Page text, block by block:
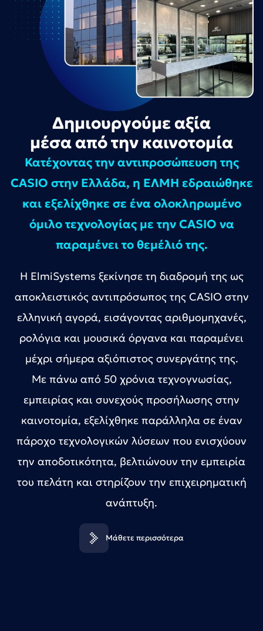
Δημιουργούμε αξία
μέσα από την καινοτομία
Κατέχοντας την αντιπροσώπευση της
CASIO στην Ελλάδα, η ΕΛΜΗ εδραιώθηκε
και εξελίχθηκε σε ένα ολοκληρωμένο
όμιλο τεχνολογίας με την CASIO να
παραμένει το θεμέλιό της.
Η ElmiSystems ξεκίνησε τη διαδρομή της ως
αποκλειστικός αντιπρόσωπος της CASIO στην
ελληνική αγορά, εισάγοντας αριθμομηχανές,
ρολόγια και μουσικά όργανα και παραμένει
μέχρι σήμερα αξιόπιστος συνεργάτης της.
Με πάνω από 50 χρόνια τεχνογνωσίας,
εμπειρίας και συνεχούς προσήλωσης στην
καινοτομία, εξελίχθηκε παράλληλα σε έναν
πάροχο τεχνολογικών λύσεων που ενισχύουν
την αποδοτικότητα, βελτιώνουν την εμπειρία
του πελάτη και στηρίζουν την επιχειρηματική
ανάπτυξη.
Μάθετε περισσότερα